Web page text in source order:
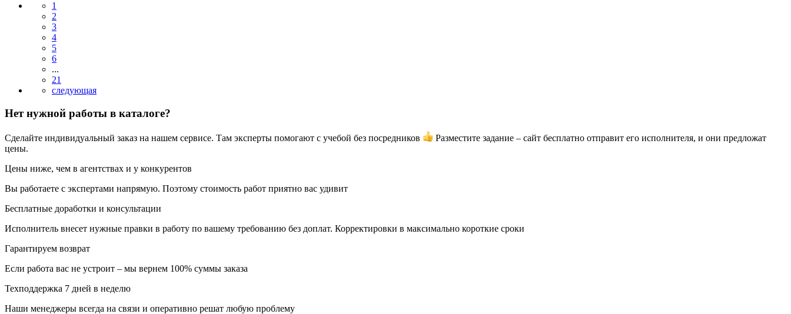
1
2
3
4
5
6
...
21
Нет нужной работы в каталоге?
Сделайте индивидуальный заказ на нашем сервисе. Там эксперты помогают с учебой без посредников
Разместите задание – сайт бесплатно отправит его исполнителя, и они предложат
цены.
Цены ниже, чем в агентствах и у конкурентов
Вы работаете с экспертами напрямую. Поэтому стоимость работ приятно вас удивит
Бесплатные доработки и консультации
Исполнитель внесет нужные правки в работу по вашему требованию без доплат. Корректировки в максимально короткие сроки
Гарантируем возврат
Если работа вас не устроит – мы вернем 100% суммы заказа
Техподдержка 7 дней в неделю
Наши менеджеры всегда на связи и оперативно решат любую проблему